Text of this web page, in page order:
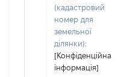
(кадастровий
номер для
земельної
ділянки):
[Конфіденційна
інформація]